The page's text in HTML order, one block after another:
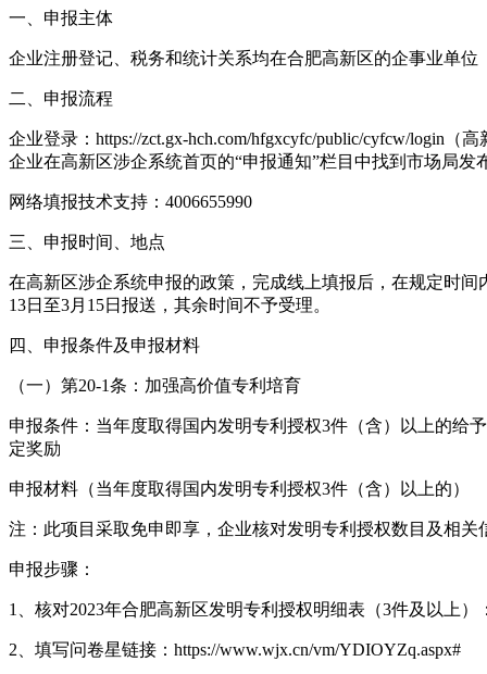
一、申报主体
企业注册登记、税务和统计关系均在合肥高新区的企事业单位
二、申报流程
企业登录：https://zct.gx-hch.com/hfgxcyfc/public/cyfcw/login
企业在高新区涉企系统首页的“申报通知”栏目中找到市场局
网络填报技术支持：4006655990
三、申报时间、地点
在高新区涉企系统申报的政策，完成线上填报后，在规定时
13日至3月15日报送，其余时间不予受理。
四、申报条件及申报材料
（一）第20-1条：加强高价值专利培育
申报条件：当年度取得国内发明专利授权3件（含）以上的给
定奖励
申报材料（当年度取得国内发明专利授权3件（含）以上的）
注：此项目采取免申即享，企业核对发明专利授权数目及相
申报步骤：
1、核对2023年合肥高新区发明专利授权明细表（3件及以上）
2、填写问卷星链接：https://www.wjx.cn/vm/YDIOYZq.aspx#